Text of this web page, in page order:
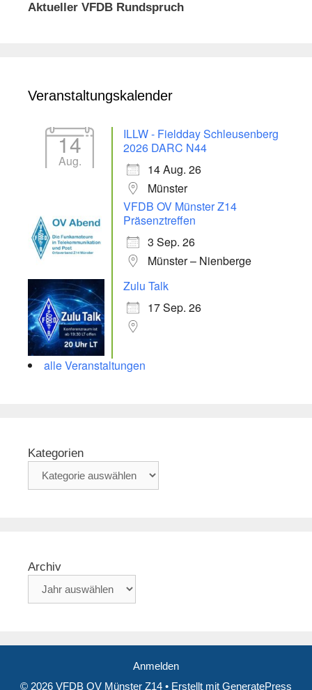
Aktueller VFDB Rundspruch
Veranstaltungskalender
14
Aug.
ILLW - Fieldday Schleusenberg
2026 DARC N44
14 Aug. 26
Münster
VFDB OV Münster Z14
Präsenztreffen
3 Sep. 26
Münster – Nienberge
Zulu Talk
17 Sep. 26
alle Veranstaltungen
Kategorien
Archiv
Anmelden
© 2026 VFDB OV Münster Z14 • Erstellt mit GeneratePress